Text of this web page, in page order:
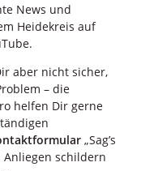
News und
Heidekreis auf
aber nicht sicher,
– die
helfen Dir gerne
„Sag’s
Anliegen schildern